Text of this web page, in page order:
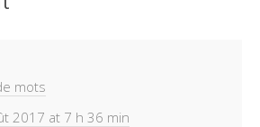
mots
2017 at 7 h 36 min